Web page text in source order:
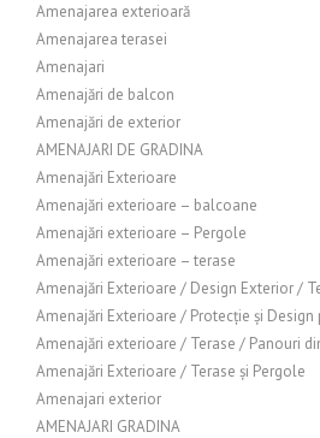
Amenajarea exterioară
Amenajarea terasei
Amenajari
Amenajări de balcon
Amenajări de exterior
AMENAJARI DE GRADINA
Amenajări Exterioare
Amenajări exterioare – balcoane
Amenajări exterioare – Pergole
Amenajări exterioare – terase
Amenajări Exterioare / Design Exterior /
Amenajări Exterioare / Protecție și Design
Amenajări exterioare / Terase / Panouri
Amenajări Exterioare / Terase și Pergole
Amenajari exterior
AMENAJARI GRADINA